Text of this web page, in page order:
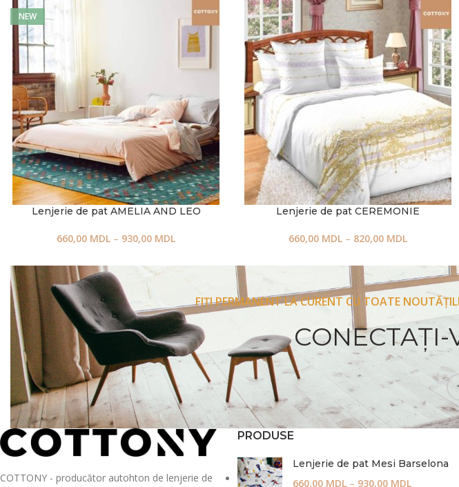
NEW
Lenjerie de pat AMELIA AND LEO
660,00 MDL – 930,00 MDL
Lenjerie de pat CEREMONIE
660,00 MDL – 820,00 MDL
FIȚI PERMANENT LA CURENT CU TOATE
COTTONY - producător autohton de lenjerie de
PRODUSE
Lenjerie de pat Mesi Barselona
660,00 MDL – 930,00 MDL